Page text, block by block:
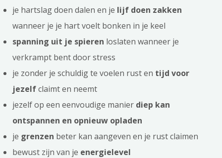
je hartslag doen dalen en je lijf doen zakken
wanneer je je hart voelt bonken in je keel
spanning uit je spieren loslaten wanneer je
verkrampt bent door stress
je zonder je schuldig te voelen rust en tijd voor
jezelfclaimt en neemt
jezelf op een eenvoudige manier diep kan
ontspannen en opnieuw opladen
je grenzen beter kan aangeven en je rust claimen
bewust zijn van je energielevel